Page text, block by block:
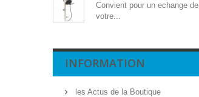
Convient pour un echange de
votre...
INFORMATION
les Actus de la Boutique